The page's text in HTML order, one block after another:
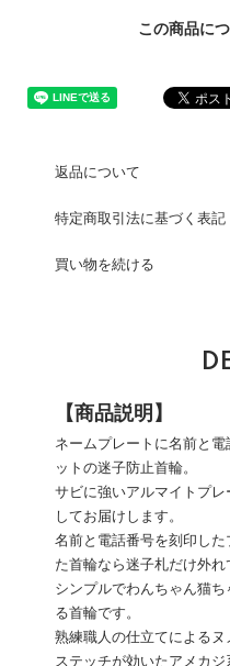
この商品に
返品について
特定商取引法に基づく表記
買い物を続ける
【商品説明】
ネームプレートに名前と
ットの迷子防止首輪。
サビに強いアルマイトプ
してお届けします。
名前と電話番号を刻印し
た首輪なら迷子札だけ外れ
シンプルでわんちゃん猫
る首輪です。
熟練職人の仕立てによるヌ
ステッチが効いたアメカ